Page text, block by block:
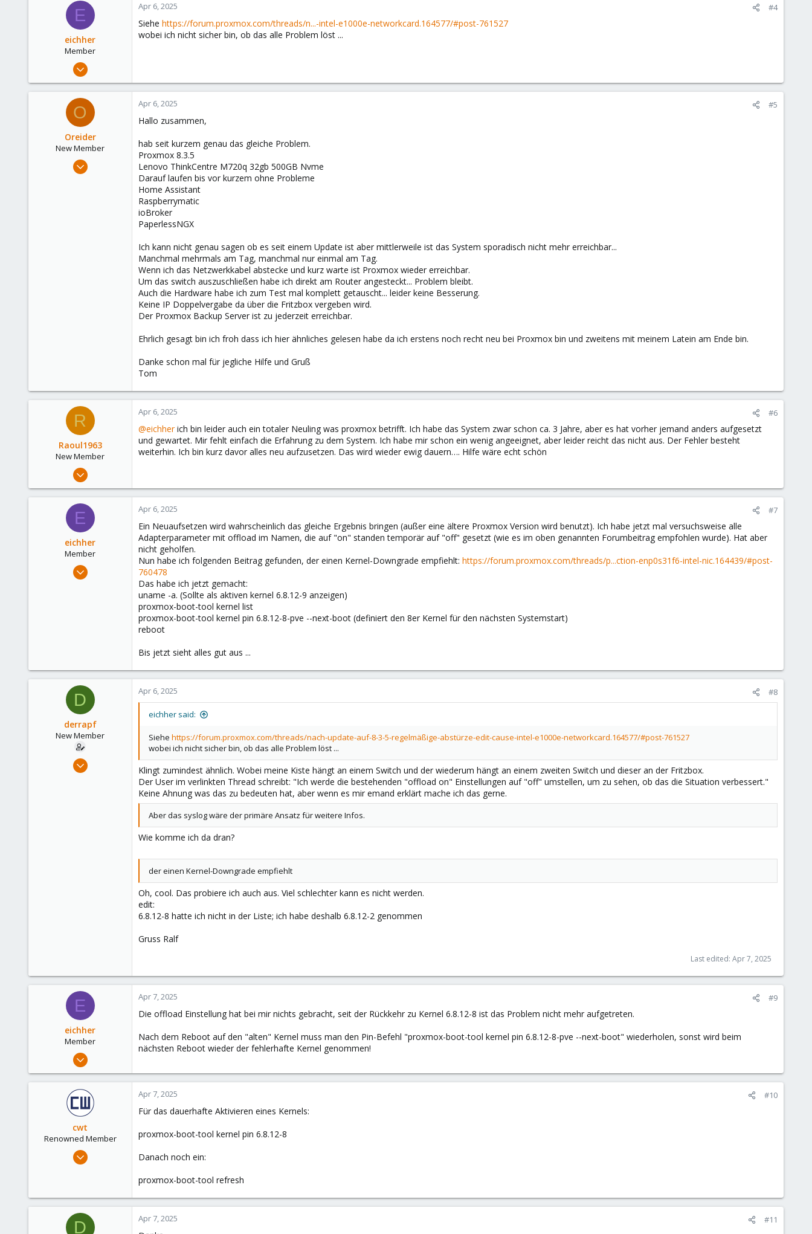
E
eichher
Member
Jul 28, 2023
0
Apr 6, 2025 #4
Siehe https://forum.proxmox.com/threads/n...-intel-e1000e-networkcard.164577/#post-761527
wobei ich nicht sicher bin, ob das alle Problem löst ...
O
Oreider
New Member
Apr 6, 2025
Apr 6, 2025 #5
Hallo zusammen,
hab seit kurzem genau das gleiche Problem.
Proxmox 8.3.5
Lenovo ThinkCentre M720q 32gb 500GB Nvme
Darauf laufen bis vor kurzem ohne Probleme
Home Assistant
Raspberrymatic
ioBroker
PaperlessNGX
Ich kann nicht genau sagen ob es seit einem Update ist aber mittlerweile ist das System sporadisch nicht mehr erreichbar...
Manchmal mehrmals am Tag, manchmal nur einmal am Tag.
Wenn ich das Netzwerkkabel abstecke und kurz warte ist Proxmox wieder erreichbar.
Um das switch auszuschließen habe ich direkt am Router angesteckt... Problem bleibt.
Auch die Hardware habe ich zum Test mal komplett getauscht... leider keine Besserung.
Keine IP Doppelvergabe da über die Fritzbox vergeben wird.
Der Proxmox Backup Server ist zu jederzeit erreichbar.
Ehrlich gesagt bin ich froh dass ich hier ähnliches gelesen habe da ich erstens noch recht neu bei Proxmox bin und zweitens mit meinem Latein am Ende bin.
Danke schon mal für jegliche Hilfe und Gruß
Tom
R
Raoul1963
New Member
Apr 6, 2025
4
Apr 6, 2025 #6
@eichherich bin leider auch ein totaler Neuling was proxmox betrifft. Ich habe das System zwar schon ca. 3 Jahre, aber es hat vorher jemand anders aufgesetzt
und gewartet. Mir fehlt einfach die Erfahrung zu dem System. Ich habe mir schon ein wenig angeeignet, aber leider reicht das nicht aus. Der Fehler besteht
weiterhin. Ich bin kurz davor alles neu aufzusetzen. Das wird wieder ewig dauern…. Hilfe wäre echt schön
E
eichher
Member
Jul 28, 2023
Apr 6, 2025 #7
Ein Neuaufsetzen wird wahrscheinlich das gleiche Ergebnis bringen (außer eine ältere Proxmox Version wird benutzt). Ich habe jetzt mal versuchsweise alle
Adapterparameter mit offload im Namen, die auf "on" standen temporär auf "off" gesetzt (wie es im oben genannten Forumbeitrag empfohlen wurde). Hat aber
nicht geholfen.
Nun habe ich folgenden Beitrag gefunden, der einen Kernel-Downgrade empfiehlt: https://forum.proxmox.com/threads/p...ction-enp0s31f6-intel-nic.164439/#post-
760478
Das habe ich jetzt gemacht:
uname -a. (Sollte als aktiven kernel 6.8.12-9 anzeigen)
proxmox-boot-tool kernel list
proxmox-boot-tool kernel pin 6.8.12-8-pve --next-boot (definiert den 8er Kernel für den nächsten Systemstart)
reboot
Bis jetzt sieht alles gut aus ...
D
derrapf
New Member
Oct 12, 2024
Apr 6, 2025 #8
eichher said:
Siehe https://forum.proxmox.com/threads/nach-update-auf-8-3-5-regelmäßige-abstürze-edit-cause-intel-e1000e-networkcard.164577/#post-761527
wobei ich nicht sicher bin, ob das alle Problem löst ...
Klingt zumindest ähnlich. Wobei meine Kiste hängt an einem Switch und der wiederum hängt an einem zweiten Switch und dieser an der Fritzbox.
Der User im verlinkten Thread schreibt: "Ich werde die bestehenden "offload on" Einstellungen auf "off" umstellen, um zu sehen, ob das die Situation verbessert."
Keine Ahnung was das zu bedeuten hat, aber wenn es mir emand erklärt mache ich das gerne.
Aber das syslog wäre der primäre Ansatz für weitere Infos.
Wie komme ich da dran?
der einen Kernel-Downgrade empfiehlt
Oh, cool. Das probiere ich auch aus. Viel schlechter kann es nicht werden.
edit:
6.8.12-8 hatte ich nicht in der Liste; ich habe deshalb 6.8.12-2 genommen
Gruss Ralf
Last edited: Apr 7, 2025
E
eichher
Member
Jul 28, 2023
0
Apr 7, 2025 #9
Die offload Einstellung hat bei mir nichts gebracht, seit der Rückkehr zu Kernel 6.8.12-8 ist das Problem nicht mehr aufgetreten.
Nach dem Reboot auf den "alten" Kernel muss man den Pin-Befehl "proxmox-boot-tool kernel pin 6.8.12-8-pve --next-boot" wiederholen, sonst wird beim
nächsten Reboot wieder der fehlerhafte Kernel genommen!
cwt
Renowned Member
May 30, 2022
88
Apr 7, 2025 #10
Für das dauerhafte Aktivieren eines Kernels:
proxmox-boot-tool kernel pin 6.8.12-8
Danach noch ein:
proxmox-boot-tool refresh
D Apr 7, 2025 #11